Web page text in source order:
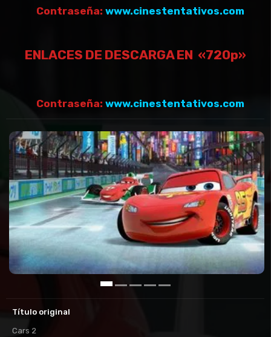
Contraseña: www.cinestentativos.com
ENLACES DE DESCARGA EN «720p»
Contraseña: www.cinestentativos.com
Título original
Cars 2